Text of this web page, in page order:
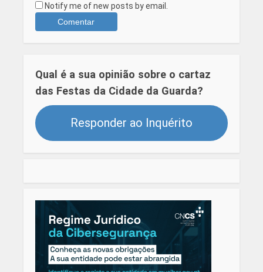
Notify me of new posts by email.
Qual é a sua opinião sobre o cartaz
das Festas da Cidade da Guarda?
Responder ao Inquérito